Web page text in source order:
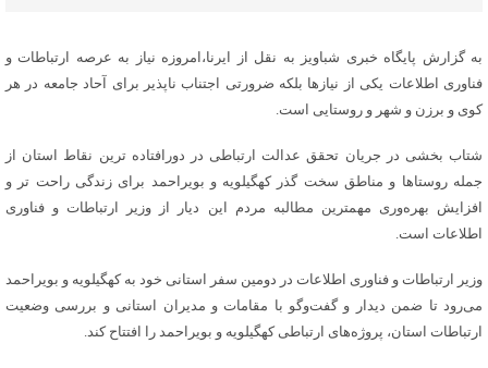
به گزارش پایگاه خبری شباویز به نقل از ایرنا،امروزه نیاز به عرصه ارتباطات و
فناوری اطلاعات یکی از نیازها بلکه ضرورتی اجتناب ناپذیر برای آحاد جامعه در هر
کوی و برزن و شهر و روستایی است.
شتاب بخشی در جریان تحقق عدالت ارتباطی در دورافتاده ترین نقاط استان از
جمله روستاها و مناطق سخت گذر کهگیلویه و بویراحمد برای زندگی راحت تر و
افزایش بهره‌وری مهمترین مطالبه مردم این دیار از وزیر ارتباطات و فناوری
اطلاعات است.
وزیر ارتباطات و فناوری اطلاعات در دومین سفر استانی خود به کهگیلویه و بویراحمد
می‌رود تا ضمن دیدار و گفت‌وگو با مقامات و مدیران استانی و بررسی وضعیت
ارتباطات استان، پروژه‌های ارتباطی کهگیلویه و بویراحمد را افتتاح کند.